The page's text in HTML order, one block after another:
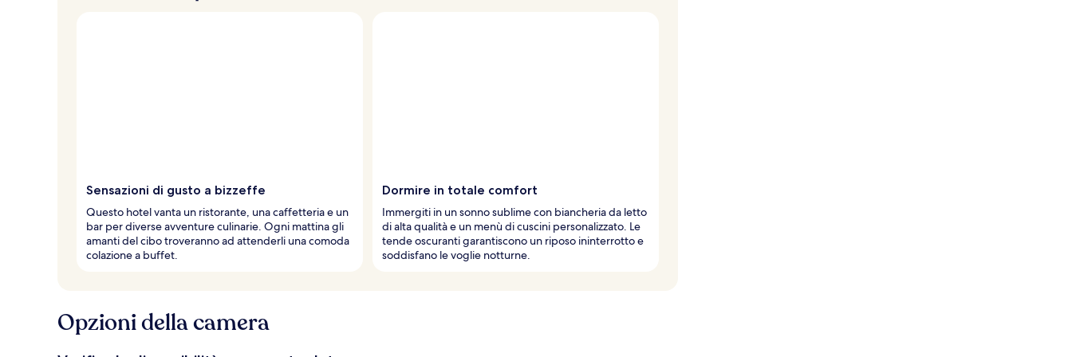
Sensazioni di gusto a bizzeffe
Questo hotel vanta un ristorante, una caffetteria e un
bar per diverse avventure culinarie. Ogni mattina gli
amanti del cibo troveranno ad attenderli una comoda
colazione a buffet.
Dormire in totale comfort
Immergiti in un sonno sublime con biancheria da letto
di alta qualità e un menù di cuscini personalizzato. Le
tende oscuranti garantiscono un riposo ininterrotto e
soddisfano le voglie notturne.
Opzioni della camera